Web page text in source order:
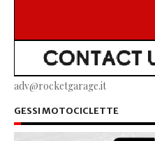
adv@rocketgarage.it
GESSI MOTOCICLETTE